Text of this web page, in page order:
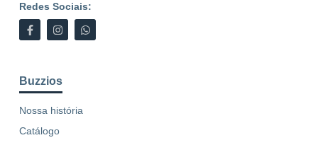
Redes Sociais:
Buzzios
Nossa história
Catálogo